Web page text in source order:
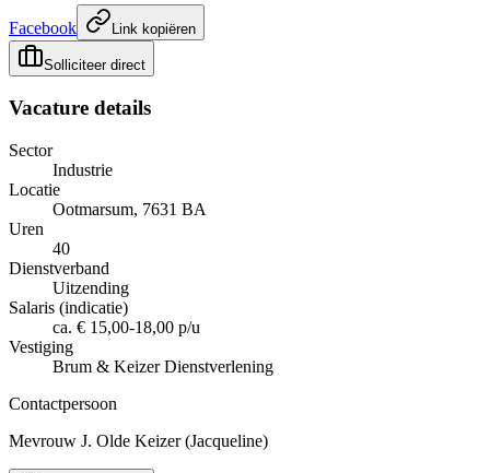
Facebook Link kopiëren
Solliciteer direct
Vacature details
Sector
Industrie
Locatie
Ootmarsum, 7631 BA
Uren
40
Dienstverband
Uitzending
Salaris (indicatie)
ca. € 15,00-18,00 p/u
Vestiging
Brum & Keizer Dienstverlening
Contactpersoon
Mevrouw J. Olde Keizer (Jacqueline)